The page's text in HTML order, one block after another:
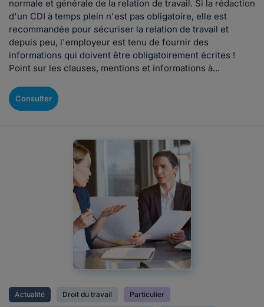
normale et générale de la relation de travail. Si la rédaction
d'un CDI à temps plein n'est pas obligatoire, elle est
recommandée pour sécuriser la relation de travail et
depuis peu, l'employeur est tenu de fournir des
informations qui doivent être obligatoirement écrites !
Point sur les clauses, mentions et informations à...
Consulter
Actualité Droit du travail Particulier